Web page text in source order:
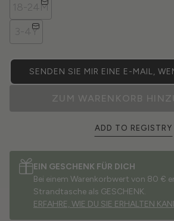
18-24M
3-4Y
SENDEN SIE MIR EINE E-MAIL,
ZUM WARENKORB
ADD TO REGISTRY
EIN GESCHENK FÜR DICH
Bei einem Warenkorbwert von 80 €
Strandtasche als GESCHENK.
ERFAHRE, WIE DU SIE ERHALTEN